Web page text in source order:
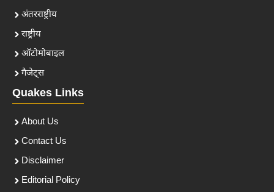
अंतरराष्ट्रीय
राष्ट्रीय
ऑटोमोबाइल
गैजेट्स
Quakes Links
About Us
Contact Us
Disclaimer
Editorial Policy